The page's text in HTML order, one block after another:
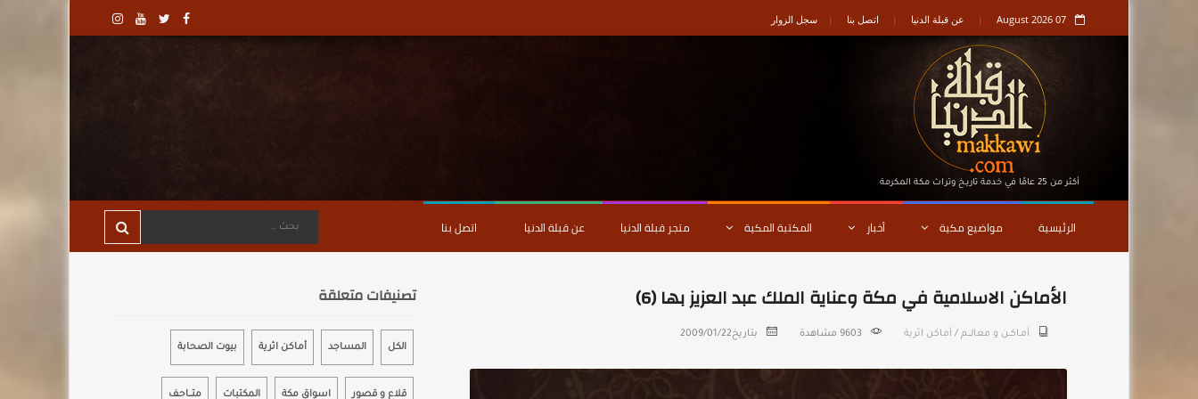
07 August 2026 عن قبلة الدنيا اتصل بنا سجل الزوار
أكثر من 25 عامًا في خدمة تاريـخ وتراث مكة المكرمة
الرئيسية مواضيع مكية أخبار المكتبة المكية متجر قبلة الدنيا عن قبلة الدنيا اتصل بنا
الأماكن الاسلامية في مكة وعناية الملك عبد العزيز بها (6)
أمـاكــن و معالـــم / أماكن اثرية 9603 مشاهدة بتاريخ2009/01/22
تصنيفات متعلقة
الكل المساجد أماكن اثرية بيوت الصحابة
قلاع و قصور اسواق مكة المكتبات متـــاحـف